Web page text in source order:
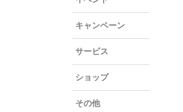
キャンペーン
サービス
ショップ
その他